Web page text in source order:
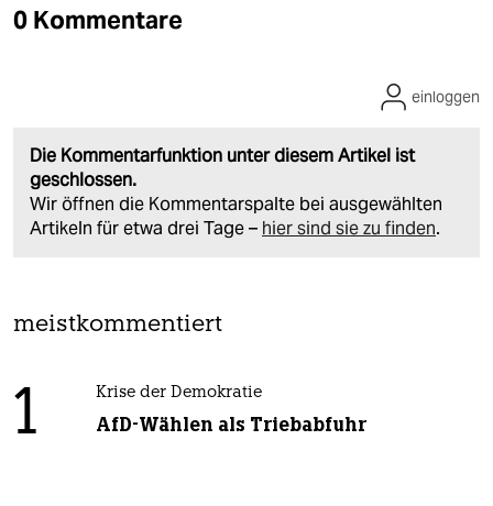
0 Kommentare
Die Kommentarfunktion unter diesem Artikel ist
geschlossen.
Wir öffnen die Kommentarspalte bei ausgewählten
Artikeln für etwa drei Tage – hier sind sie zu finden.
einloggen
meistkommentiert
1 Krise der Demokratie
AfD-Wählen als Triebabfuhr